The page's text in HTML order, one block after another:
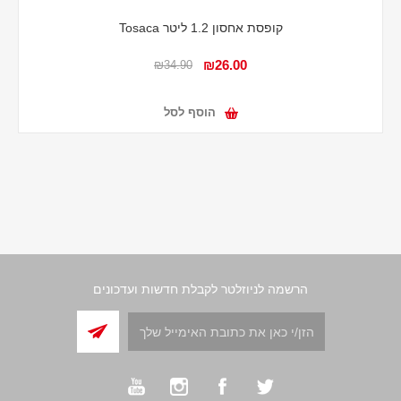
קופסת אחסון 1.2 ליטר Tosaca
₪26.00
₪34.90
הוסף לסל
הרשמה לניוזלטר לקבלת חדשות ועדכונים